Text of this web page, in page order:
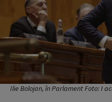
Ilie Bolojan, în Parlament Foto: I